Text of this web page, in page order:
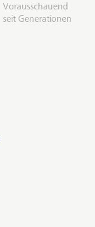
Vorausschauend
seit Generationen